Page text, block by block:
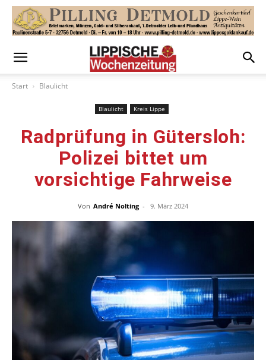
Start Blaulicht
Blaulicht Kreis Lippe
Radprüfung in Gütersloh:
Polizei bittet um
vorsichtige Fahrweise
Von André Nolting - 9. März 2024